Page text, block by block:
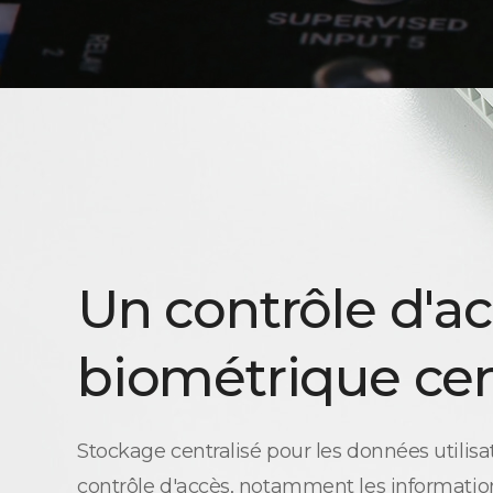
Un contrôle
biométrique
Stockage centralisé pour les données
contrôle d'accès, notamment les